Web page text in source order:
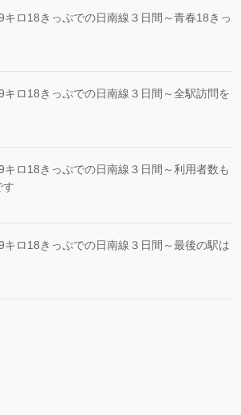
ロ18きっぷでの日南線３日間～青春18きっ
ロ18きっぷでの日南線３日間～全駅訪問を
ロ18きっぷでの日南線３日間～利用者数も
す
ロ18きっぷでの日南線３日間～最後の駅は